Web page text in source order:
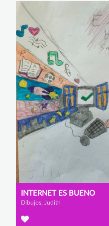
INTERNET ES BUENO
Dibujos, Judith